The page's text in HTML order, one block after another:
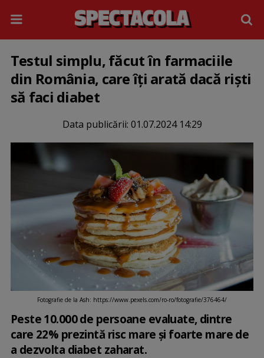
Testul simplu, făcut în farmaciile
din România, care îți arată dacă riști
să faci diabet
Data publicării: 01.07.2024 14:29
Fotografie de la Ash: https://www.pexels.com/ro-ro/fotografie/376464/
Peste 10.000 de persoane evaluate, dintre
care 22% prezintă risc mare și foarte mare de
a dezvolta diabet zaharat.